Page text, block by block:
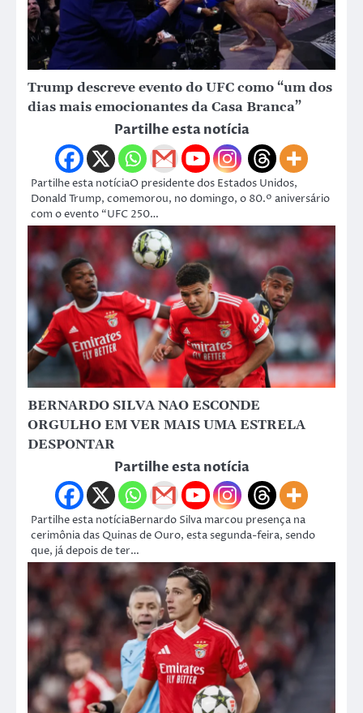
Trump descreve evento do UFC como “um dos
dias mais emocionantes da Casa Branca”
Partilhe esta notícia
Partilhe esta notíciaO presidente dos Estados Unidos,
Donald Trump, comemorou, no domingo, o 80.º aniversário
com o evento “UFC 250…
BERNARDO SILVA NAO ESCONDE
ORGULHO EM VER MAIS UMA ESTRELA
DESPONTAR
Partilhe esta notícia
Partilhe esta notíciaBernardo Silva marcou presença na
cerimônia das Quinas de Ouro, esta segunda-feira, sendo
que, já depois de ter…